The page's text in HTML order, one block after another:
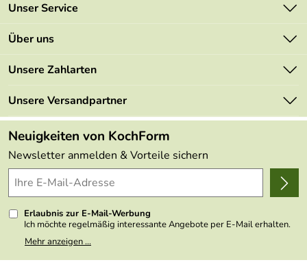
Unser Service
Kontakt
Mehrwertsteuerfrei
Retourenportal
FAQs
Lieferbedingungen
Delivery Terms
Kundenlogin
Über uns
Marken
Angebote
Made in Germany
Themen
Wir über uns
Presse
Unsere Zahlarten
Unsere Versandpartner
Neuigkeiten von KochForm
Newsletter anmelden & Vorteile sichern
Erlaubnis zur E-Mail-Werbung
Ich möchte regelmäßig interessante Angebote per E-Mail erhalten.
Meine E-Mail-Adresse wird nicht an andere Unternehmen
weitergegeben. Zu statistischen Zwecken wird in anonymer Form
Mehr anzeigen ...